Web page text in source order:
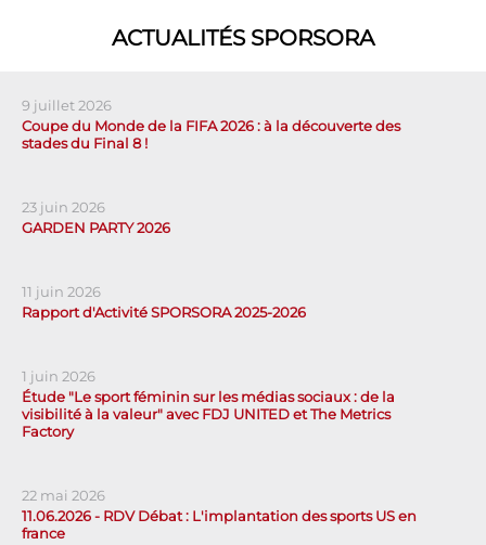
ACTUALITÉS SPORSORA
9 juillet 2026
Coupe du Monde de la FIFA 2026 : à la découverte des
stades du Final 8 !
23 juin 2026
GARDEN PARTY 2026
11 juin 2026
Rapport d'Activité SPORSORA 2025-2026
1 juin 2026
Étude "Le sport féminin sur les médias sociaux : de la
visibilité à la valeur" avec FDJ UNITED et The Metrics
Factory
22 mai 2026
11.06.2026 - RDV Débat : L'implantation des sports US en
france